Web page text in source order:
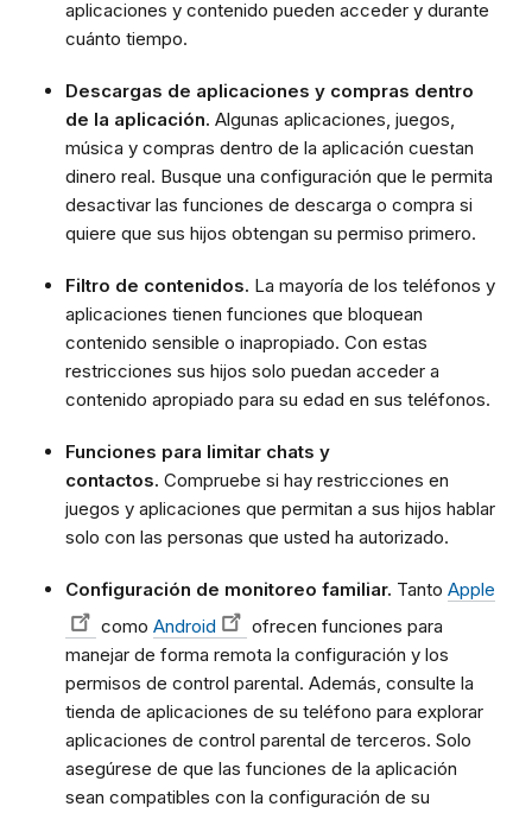
aplicaciones y contenido pueden acceder y durante
cuánto tiempo.
Descargas de aplicaciones y compras dentro
de la aplicación. Algunas aplicaciones, juegos,
música y compras dentro de la aplicación cuestan
dinero real. Busque una configuración que le permita
desactivar las funciones de descarga o compra si
quiere que sus hijos obtengan su permiso primero.
Filtro de contenidos. La mayoría de los teléfonos y
aplicaciones tienen funciones que bloquean
contenido sensible o inapropiado. Con estas
restricciones sus hijos solo puedan acceder a
contenido apropiado para su edad en sus teléfonos.
Funciones para limitar chats y
contactos. Compruebe si hay restricciones en
juegos y aplicaciones que permitan a sus hijos hablar
solo con las personas que usted ha autorizado.
Configuración de monitoreo familiar. Tanto Apple
como Android
ofrecen funciones para
manejar de forma remota la configuración y los
permisos de control parental. Además, consulte la
tienda de aplicaciones de su teléfono para explorar
aplicaciones de control parental de terceros. Solo
asegúrese de que las funciones de la aplicación
sean compatibles con la configuración de su